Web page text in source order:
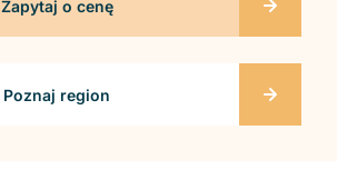
Zapytaj o cenę
Poznaj region